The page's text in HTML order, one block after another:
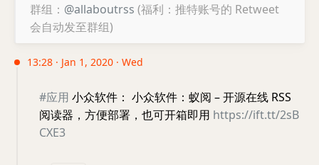
群组： @allaboutrss (福利：推特账号的 Retweet
会自动发至群组)
13:28 · Jan 1, 2020 · Wed
#应用 小众软件： 小众软件：蚁阅 – 开源在线 RSS
阅读器，方便部署，也可开箱即用 https://ift.tt/2sB
CXE3